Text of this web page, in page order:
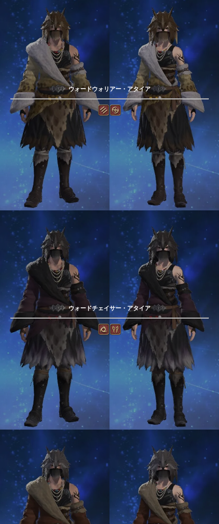
ウォードウォリアー・アタイア
ウォードチェイサー・アタイア